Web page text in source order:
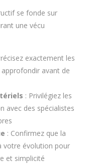
se fonde sur
une vécu
exactement les
avant de
: Privilégiez les
avec des spécialistes
: Confirmez que la
votre évolution pour
et simplicité